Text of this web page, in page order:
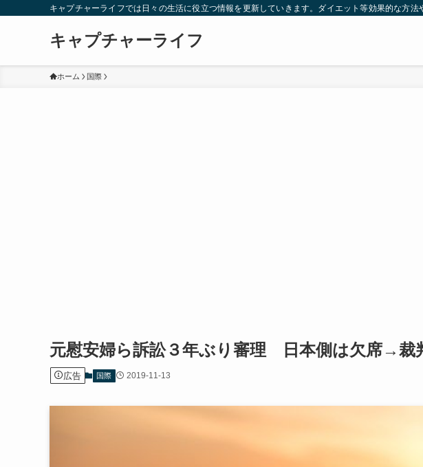
キャプチャーライフでは日々の生活に役立つ情報を更新していきます。ダイエット等効果的な方
キャプチャーライフ
ホーム 国際
元慰安婦ら訴訟３年ぶり審理 日本側は欠席→裁
広告 国際 2019-11-13